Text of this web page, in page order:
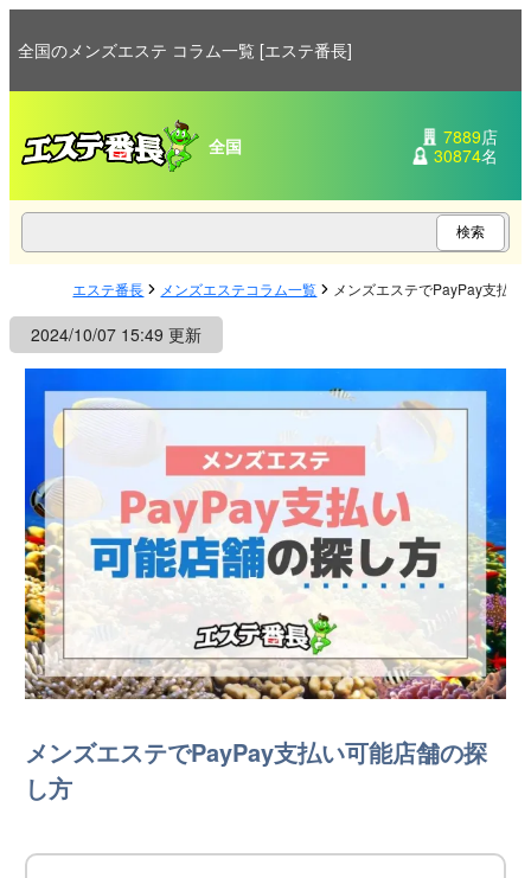
全国のメンズエステ コラム一覧 [エステ番長]
全国 7889店
30874名
エステ番長 メンズエステコラム一覧 メンズエステでPayPay支払
2024/10/07 15:49 更新
メンズエステでPayPay支払い可能店舗の探
し方